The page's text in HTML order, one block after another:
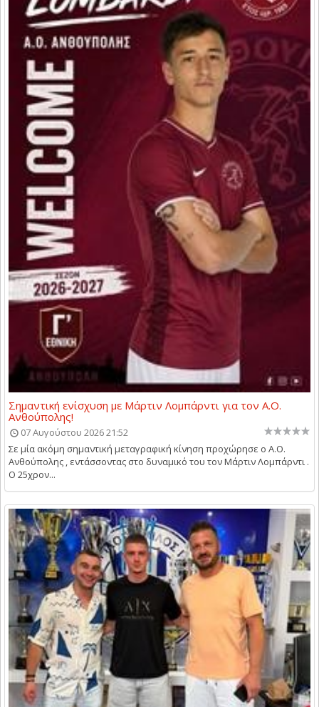
Σημαντική ενίσχυση με Μάρτιν Λομπάρντι για τον Α.Ο.
Ανθούπολης!
07 Αυγούστου 2026 21:52
Σε μία ακόμη σημαντική μεταγραφική κίνηση προχώρησε ο Α.Ο.
Ανθούπολης , εντάσσοντας στο δυναμικό του τον Μάρτιν Λομπάρντι .
Ο 25χρον...